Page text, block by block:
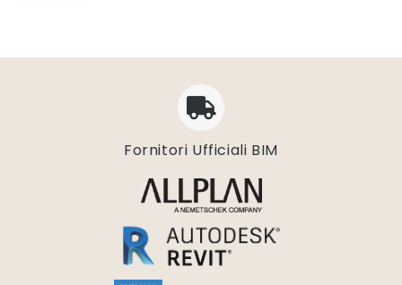
Fornitori Ufficiali BIM